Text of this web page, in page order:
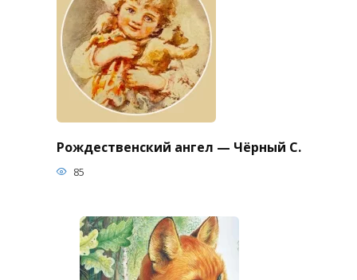
Рождественский ангел — Чёрный С.
85